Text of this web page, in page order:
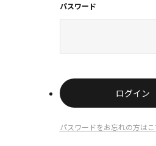
パスワード
ログイン
パスワードをお忘れの方はこ